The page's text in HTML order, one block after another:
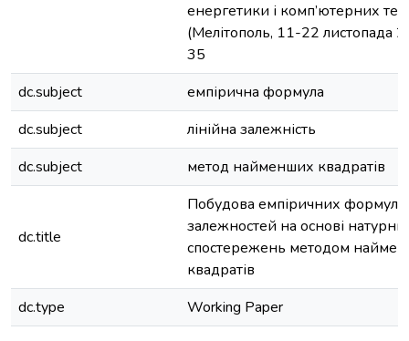
енергетики і комп’ютерних
(Мелітополь, 11-22 листопада
35
dc.subject
емпірична формула
dc.subject
лінійна залежність
dc.subject
метод найменших квадратів
dc.title
Побудова емпіричних формул
залежностей на основі
спостережень методом
квадратів
dc.type
Working Paper